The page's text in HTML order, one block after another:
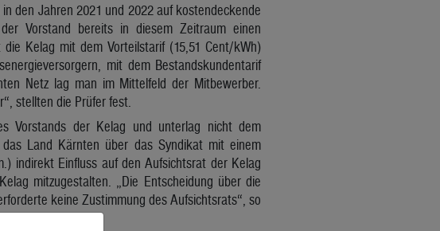
den Jahren 2021 und 2022 auf kostendeckende
Vorstand bereits in diesem Zeitraum einen
Kelag mit dem Vorteilstarif (15,51 Cent/kWh)
mit dem Bestandskundentarif
Netz lag man im Mittelfeld der Mitbewerber.
stellten die Prüfer fest.
Vorstands der Kelag und unterlag nicht dem
Land Kärnten über das Syndikat mit einem
indirekt Einfluss auf den Aufsichtsrat der Kelag
mitzugestalten. „Die Entscheidung über die
keine Zustimmung des Aufsichtsrats“, so